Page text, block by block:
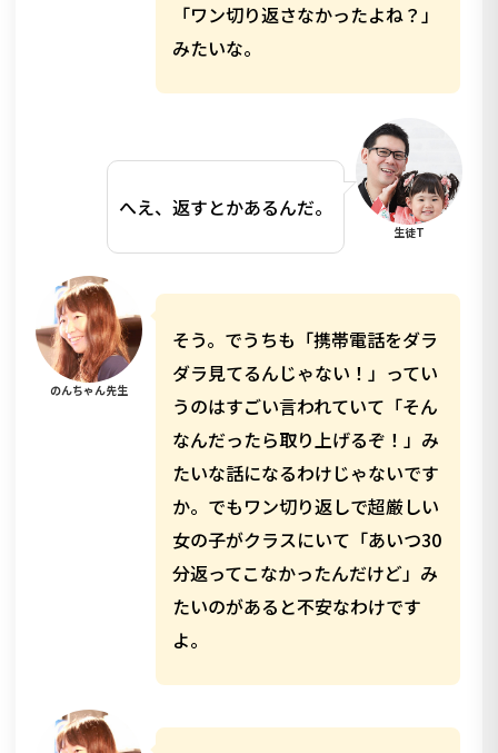
「ワン切り返さなかったよね？」
みたいな。
へえ、返すとかあるんだ。
生徒T
のんちゃん先生
そう。でうちも「携帯電話をダラ
ダラ見てるんじゃない！」ってい
うのはすごい言われていて「そん
なんだったら取り上げるぞ！」み
たいな話になるわけじゃないです
か。でもワン切り返しで超厳しい
女の子がクラスにいて「あいつ30
分返ってこなかったんだけど」み
たいのがあると不安なわけです
よ。